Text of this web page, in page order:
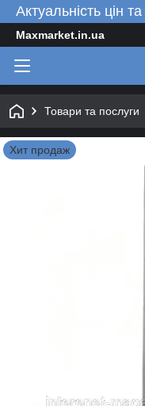
Актуальність цін
Maxmarket.in.ua
Товари та послуги
Хит продаж